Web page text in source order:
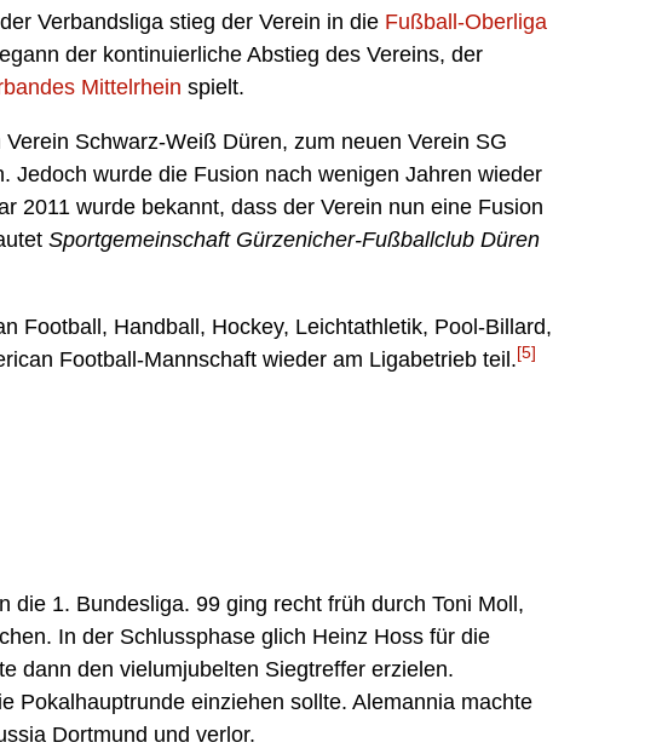
Verbandsliga stieg der Verein in die Fußball-Oberliga
der kontinuierliche Abstieg des Vereins, der
Mittelrhein spielt.
Schwarz-Weiß Düren, zum neuen Verein SG
Jedoch wurde die Fusion nach wenigen Jahren wieder
2011 wurde bekannt, dass der Verein nun eine Fusion
Sportgemeinschaft Gürzenicher-Fußballclub Düren
Football, Handball, Hockey, Leichtathletik, Pool-Billard,
Football-Mannschaft wieder am Ligabetrieb teil.[5]
1. Bundesliga. 99 ging recht früh durch Toni Moll,
In der Schlussphase glich Heinz Hoss für die
dann den vielumjubelten Siegtreffer erzielen.
Pokalhauptrunde einziehen sollte. Alemannia machte
Dortmund und verlor.